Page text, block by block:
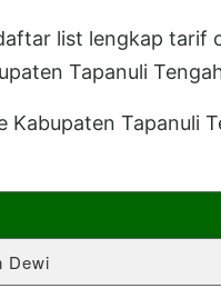
list lengkap tarif
Tapanuli
Kabupaten Tapanuli
Dewi